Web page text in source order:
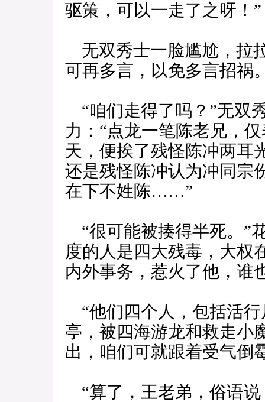
驱策，可以一走了之呀！”
无双秀士一脸尴尬，拉
可再多言，以免多言招祸
“咱们走得了吗？”无双
力：“点龙一笔陈老兄，
天，便挨了残怪陈冲两耳
还是残怪陈冲认为冲同宗
在下不姓陈……”
“很可能被揍得半死。”
度的人是四大残毒，大权
内外事务，惹火了他，谁
“他们四个人，包括活
亭，被四海游龙和救走小
出，咱们可就跟着受气倒
“算了，王老弟，俗语